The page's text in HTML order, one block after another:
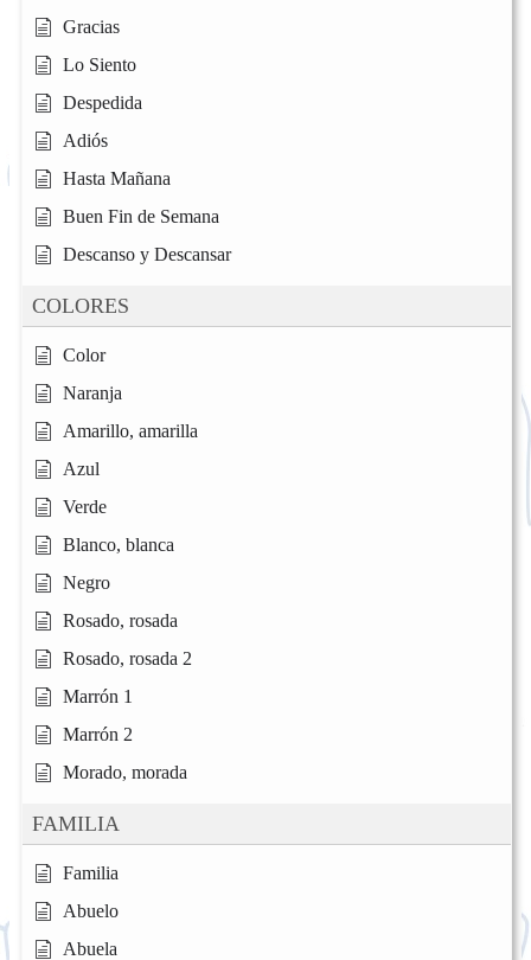
Gracias
Lo Siento
Despedida
Adiós
Hasta Mañana
Buen Fin de Semana
Descanso y Descansar
COLORES
Color
Naranja
Amarillo, amarilla
Azul
Verde
Blanco, blanca
Negro
Rosado, rosada
Rosado, rosada 2
Marrón 1
Marrón 2
Morado, morada
FAMILIA
Familia
Abuelo
Abuela